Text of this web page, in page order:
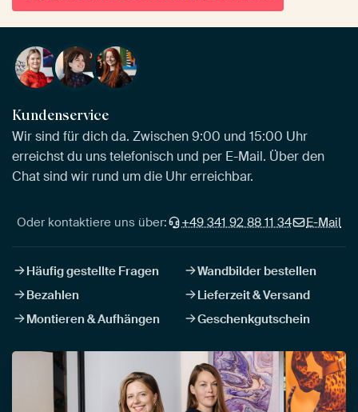
Kundenservice
Wir sind für dich da. Zwischen 9:00 und 15:00 Uhr
erreichst du uns telefonisch und per E-Mail. Über den
Chat sind wir rund um die Uhr erreichbar.
Oder kontaktiere uns über: +49 341 92 88 11 34 E-Mail
Häufig gestellte Fragen
Wandbilder bestellen
Bezahlen
Lieferzeit & Versand
Montieren & Aufhängen
Geschenkgutschein